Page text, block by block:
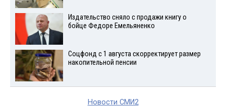
Издательство сняло с продажи книгу о
бойце Федоре Емельяненко
Соцфонд с 1 августа скорректирует размер
накопительной пенсии
Новости СМИ2